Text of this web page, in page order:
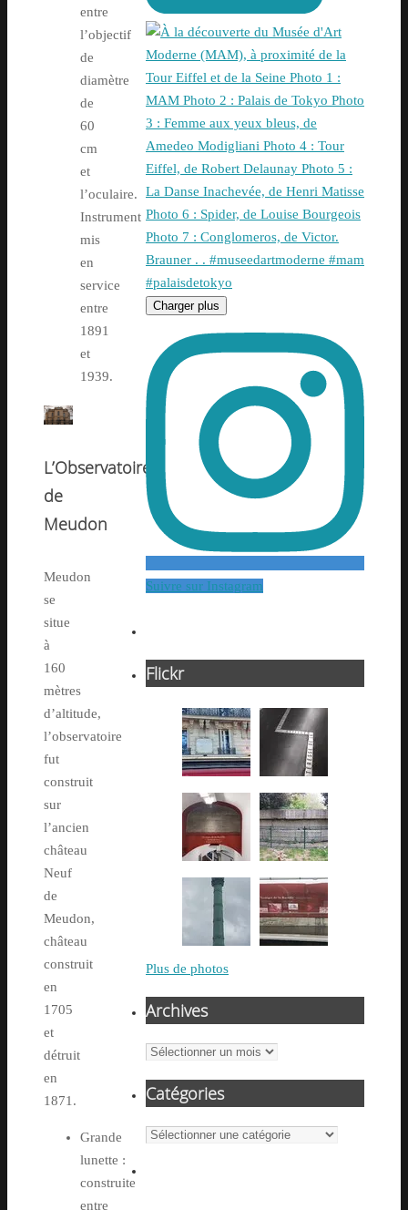
entre
l’objectif
de
diamètre
de
60
cm
et
l’oculaire.
Instrument
mis
en
service
entre
1891
et
1939.
L’Observatoire
de
Meudon
Meudon
se
situe
à
160
mètres
d’altitude,
l’observatoire
fut
construit
sur
l’ancien
château
Neuf
de
Meudon,
château
construit
en
1705
et
détruit
en
1871.
Grande
lunette :
construite
entre
Charger plus
Suivre sur Instagram
Flickr
Plus de photos
Archives
Archives
Catégories
Catégories